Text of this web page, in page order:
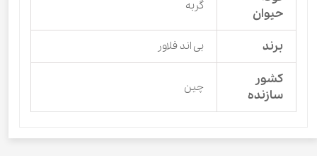
حیوان
گربه
برند بی اند فلاور
کشور
سازنده
چین